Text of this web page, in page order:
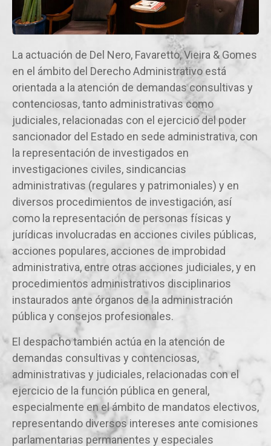
La actuación de Del Nero, Favaretto, Vieira & Gomes
en el ámbito del Derecho Administrativo está
orientada a la atención de demandas consultivas y
contenciosas, tanto administrativas como
judiciales, relacionadas con el ejercicio del poder
sancionador del Estado en sede administrativa, con
la representación de investigados en
investigaciones civiles, sindicancias
administrativas (regulares y patrimoniales) y en
diversos procedimientos de investigación, así
como la representación de personas físicas y
jurídicas involucradas en acciones civiles públicas,
acciones populares, acciones de improbidad
administrativa, entre otras acciones judiciales, y en
procedimientos administrativos disciplinarios
instaurados ante órganos de la administración
pública y consejos profesionales.
El despacho también actúa en la atención de
demandas consultivas y contenciosas,
administrativas y judiciales, relacionadas con el
ejercicio de la función pública en general,
especialmente en el ámbito de mandatos electivos,
representando diversos intereses ante comisiones
parlamentarias permanentes y especiales